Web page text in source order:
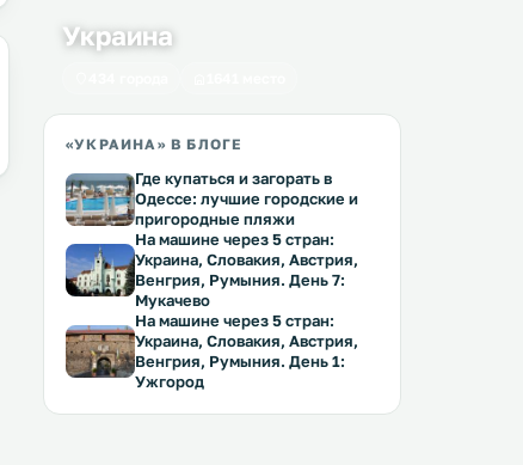
Украина
«УКРАИНА» В БЛОГЕ
Где купаться и загорать в
Одессе: лучшие городские и
пригородные пляжи
На машине через 5 стран:
Украина, Словакия, Австрия,
Венгрия, Румыния. День 7:
Мукачево
На машине через 5 стран:
Украина, Словакия, Австрия,
Венгрия, Румыния. День 1:
Ужгород